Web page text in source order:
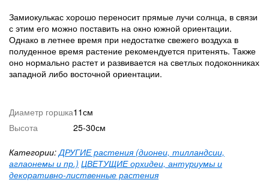
Замиокулькас хорошо переносит прямые лучи солнца, в связи
с этим его можно поставить на окно южной ориентации.
Однако в летнее время при недостатке свежего воздуха в
полуденное время растение рекомендуется притенять. Также
оно нормально растет и развивается на светлых подоконниках
западной либо восточной ориентации.
Диаметр горшка11см
Высота
25-30см
Категории: ДРУГИЕ растения (дионеи, тилландсии,
аглаонемы и пр.) ЦВЕТУЩИЕ орхидеи, антуриумы и
декоративно-лиственные растения